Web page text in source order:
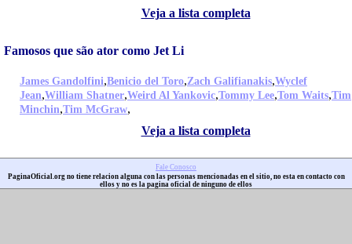
Veja a lista completa
Famosos que são ator como Jet Li
James Gandolfini,Benicio del Toro,Zach Galifianakis,Wyclef
Jean,William Shatner,Weird Al Yankovic,Tommy Lee,Tom Waits,Tim
Minchin,Tim McGraw,
Veja a lista completa
Fale Conosco
PaginaOficial.org no tiene relacion alguna con las personas mencionadas en el sitio, no esta en contacto con
ellos y no es la pagina oficial de ninguno de ellos